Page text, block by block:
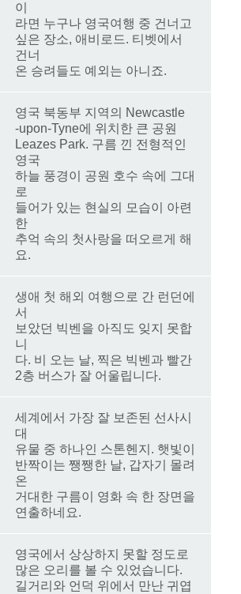
이
라면 누구나 영국여행 중 건너고
싶은 장소, 애비로드. 티벳에서
건너
온 승려들도 예외는 아니죠.
영국 북동부 지역의 Newcastle
-upon-Tyne에 위치한 큰 공원
Leazes Park. 구름 낀 전형적인
영국
하늘 풍경이 공원 호수 속에 그대
로
들어가 있는 현실의 모습이 아련
한
추억 속의 첫사랑을 떠오르게 해
요.
생애 첫 해외 여행으로 간 런던에
서
보았던 빅벤을 아직도 잊지 못합
니
다. 비 오는 날, 찍은 빅벤과 빨간
2층 버스가 잘 어울립니다.
세계에서 가장 잘 보존된 선사시
대
유물 중 하나인 스톤헨지. 햇빛이
반짝이는 쨍쨍한 날, 갑자기 몰려
온
거대한 구름이 영화 속 한 장면을
연출하네요.
영국에서 상상하지 못할 정도로
많은 오리를 볼 수 있었습니다.
길거리와 언덕 위에서 만난 귀엽